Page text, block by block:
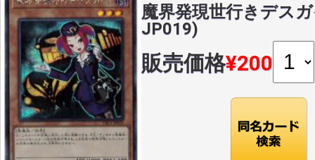
魔界発現世行きデス
JP019)
販売価格¥200